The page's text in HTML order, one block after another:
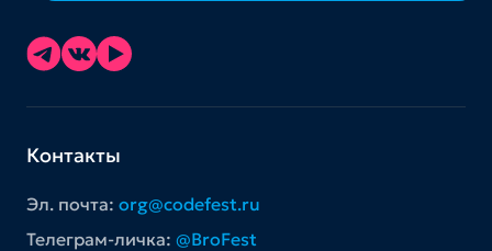
Контакты
Эл. почта: org@codefest.ru
Телеграм-личка: @BroFest